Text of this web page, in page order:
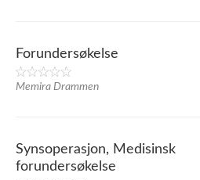
Forundersøkelse
Memira Drammen
Synsoperasjon, Medisinsk
forundersøkelse